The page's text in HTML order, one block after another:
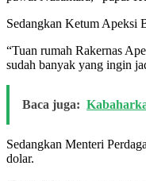
Sedangkan Ketum Apeksi
“Tuan rumah Rakernas
sudah banyak yang ingin
Baca juga:
Sedangkan Menteri
dolar.